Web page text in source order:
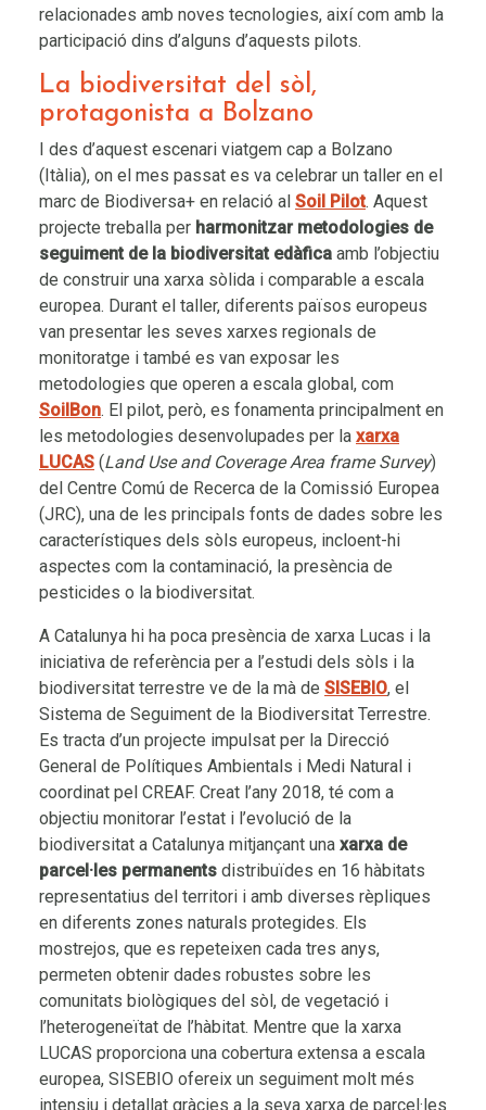
relacionades amb noves tecnologies, així com amb la
participació dins d’alguns d’aquests pilots.
La biodiversitat del sòl,
protagonista a Bolzano
I des d’aquest escenari viatgem cap a Bolzano
(Itàlia), on el mes passat es va celebrar un taller en el
marc de Biodiversa+ en relació al Soil Pilot. Aquest
projecte treballa per harmonitzar metodologies de
seguiment de la biodiversitat edàfica amb l’objectiu
de construir una xarxa sòlida i comparable a escala
europea. Durant el taller, diferents països europeus
van presentar les seves xarxes regionals de
monitoratge i també es van exposar les
metodologies que operen a escala global, com
SoilBon. El pilot, però, es fonamenta principalment en
les metodologies desenvolupades per la xarxa
LUCAS (Land Use and Coverage Area frame Survey)
del Centre Comú de Recerca de la Comissió Europea
(JRC), una de les principals fonts de dades sobre les
característiques dels sòls europeus, incloent-hi
aspectes com la contaminació, la presència de
pesticides o la biodiversitat.
A Catalunya hi ha poca presència de xarxa Lucas i la
iniciativa de referència per a l’estudi dels sòls i la
biodiversitat terrestre ve de la mà de SISEBIO, el
Sistema de Seguiment de la Biodiversitat Terrestre.
Es tracta d’un projecte impulsat per la Direcció
General de Polítiques Ambientals i Medi Natural i
coordinat pel CREAF. Creat l’any 2018, té com a
objectiu monitorar l’estat i l’evolució de la
biodiversitat a Catalunya mitjançant una xarxa de
parcel·les permanents distribuïdes en 16 hàbitats
representatius del territori i amb diverses rèpliques
en diferents zones naturals protegides. Els
mostrejos, que es repeteixen cada tres anys,
permeten obtenir dades robustes sobre les
comunitats biològiques del sòl, de vegetació i
l’heterogeneïtat de l’hàbitat. Mentre que la xarxa
LUCAS proporciona una cobertura extensa a escala
europea, SISEBIO ofereix un seguiment molt més
intensiu i detallat gràcies a la seva xarxa de parcel·les